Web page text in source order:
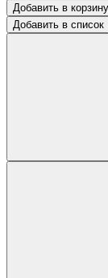
Добавить в корзину
Добавить в список